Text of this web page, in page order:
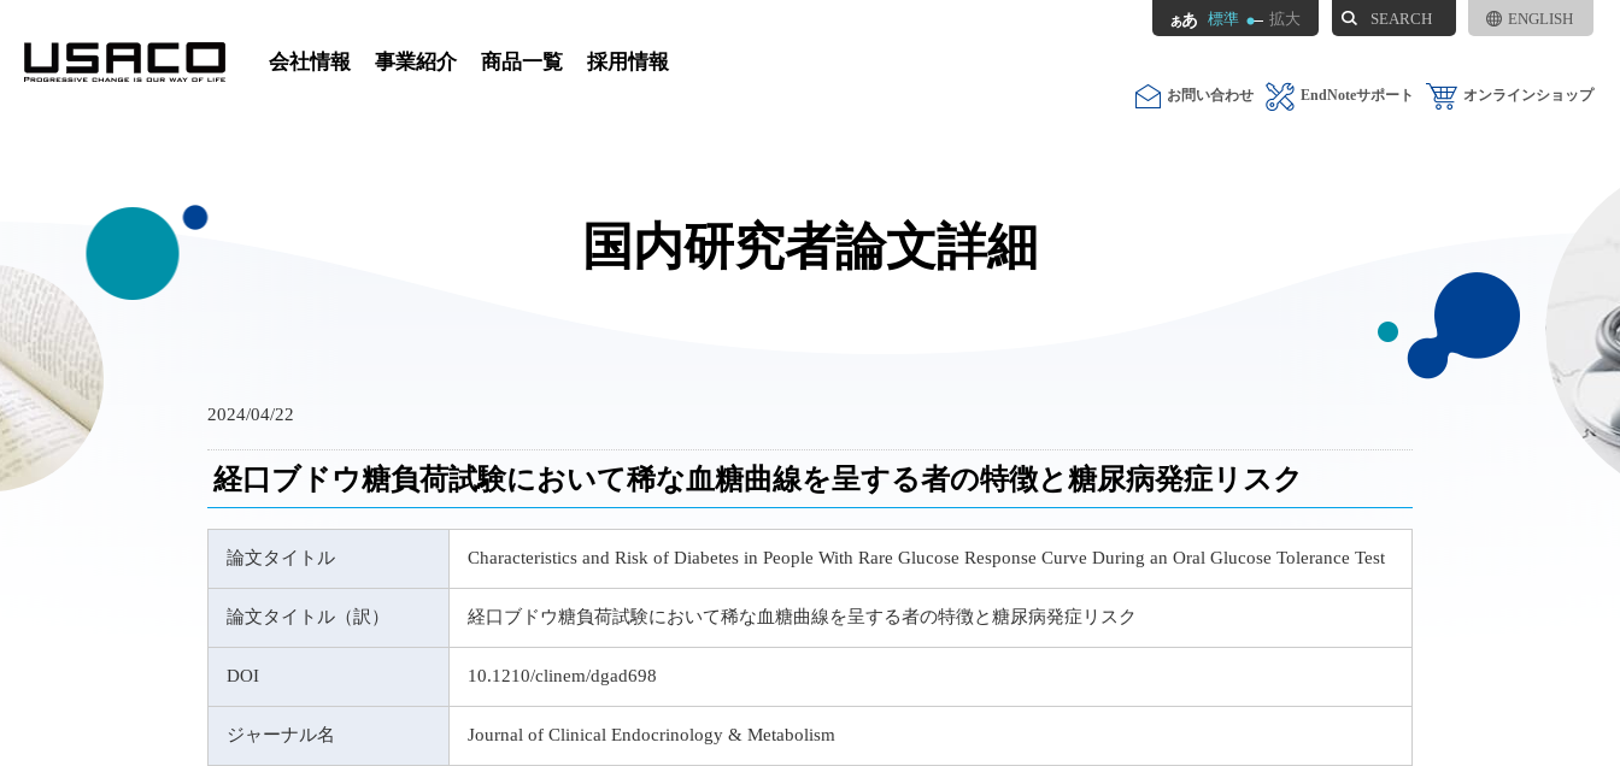
ENGLISH
SEARCH
標準 拡大
会社情報 事業紹介 商品一覧 採用情報
お問い合わせ EndNoteサポート オンラインショップ
国内研究者論文詳細
2024/04/22
経口ブドウ糖負荷試験において稀な血糖曲線を呈する者の特徴と糖尿病発症リスク
論文タイトル Characteristics and Risk of Diabetes in People With Rare Glucose Response Curve During an Oral Glucose Tolerance Test
論文タイトル（訳） 経口ブドウ糖負荷試験において稀な血糖曲線を呈する者の特徴と糖尿病発症リスク
DOI 10.1210/clinem/dgad698
ジャーナル名 Journal of Clinical Endocrinology & Metabolism